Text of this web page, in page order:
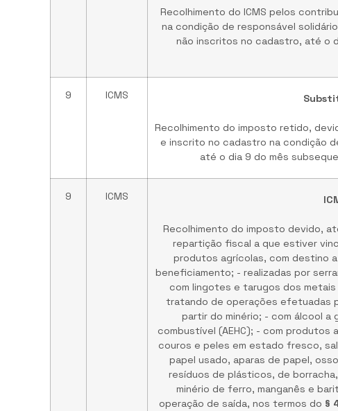
Recolhimento do ICMS pelos
na condição de responsável
não inscritos no cadastro, até o
9 ICMS
Recolhimento do imposto retido,
e inscrito no cadastro na condição
até o dia 9 do mês
9 ICMS
Recolhimento do imposto devido,
repartição fiscal a que estiver
produtos agrícolas, com destino
beneficiamento; - realizadas por
com lingotes e tarugos dos
tratando de operações efetuadas
partir do minério; - com álcool
combustível (AEHC); - com
couros e peles em estado fresco,
papel usado, aparas de papel,
resíduos de plásticos, de
minério de ferro, manganês e
operação de saída, nos termos do §